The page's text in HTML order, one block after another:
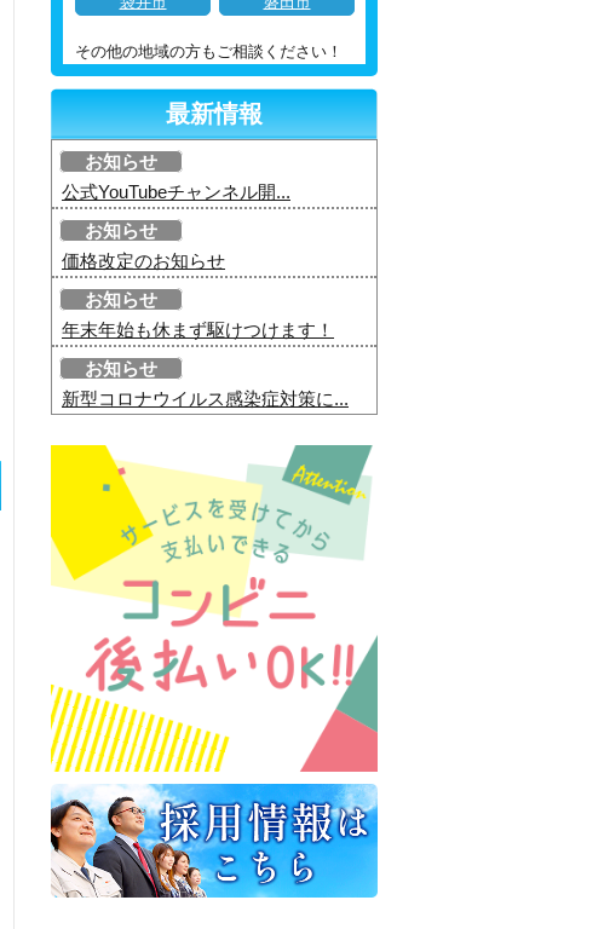
その他の地域の方もご相談ください！
最新情報
お知らせ
公式YouTubeチャンネル開...
お知らせ
価格改定のお知らせ
お知らせ
年末年始も休まず駆けつけます！
お知らせ
新型コロナウイルス感染症対策に...